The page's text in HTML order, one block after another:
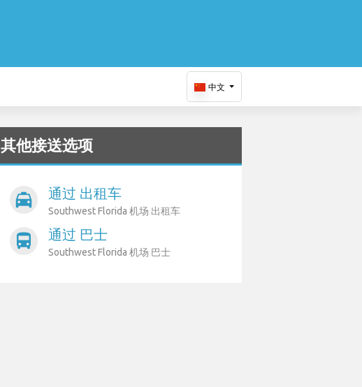
中文
其他接送选项
local_taxi 通过 出租车
Southwest Florida 机场 出租车
directions_bus 通过 巴士
Southwest Florida 机场 巴士